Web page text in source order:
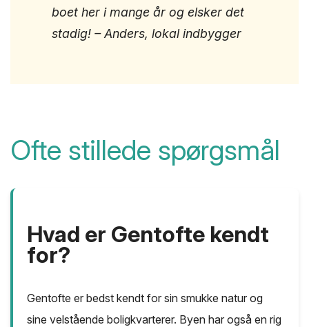
boet her i mange år og elsker det
stadig! – Anders, lokal indbygger
Ofte stillede spørgsmål
Hvad er Gentofte kendt
for?
Gentofte er bedst kendt for sin smukke natur og
sine velstående boligkvarterer. Byen har også en rig